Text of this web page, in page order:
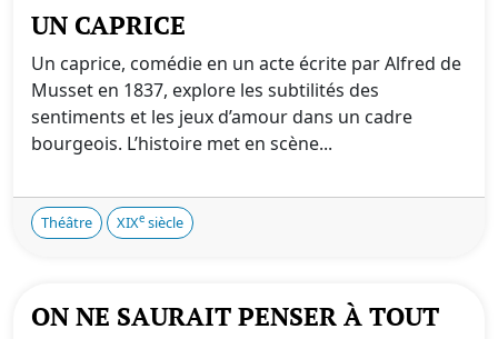
UN CAPRICE
Un caprice, comédie en un acte écrite par Alfred de
Musset en 1837, explore les subtilités des
sentiments et les jeux d’amour dans un cadre
bourgeois. L’histoire met en scène...
Théâtre XIXe siècle
ON NE SAURAIT PENSER À TOUT